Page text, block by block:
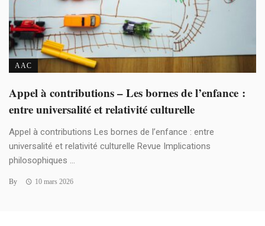
AAC
Appel à contributions – Les bornes de l’enfance :
entre universalité et relativité culturelle
Appel à contributions Les bornes de l’enfance : entre
universalité et relativité culturelle Revue Implications
philosophiques ...
By 10 mars 2026